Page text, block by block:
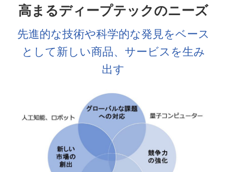
高まるディープテックのニーズ
先進的な技術や科学的な発見をベース
として新しい商品、サービスを生み
出す